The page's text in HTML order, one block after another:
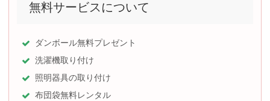
無料サービスについて
ダンボール無料プレゼント
洗濯機取り付け
照明器具の取り付け
布団袋無料レンタル